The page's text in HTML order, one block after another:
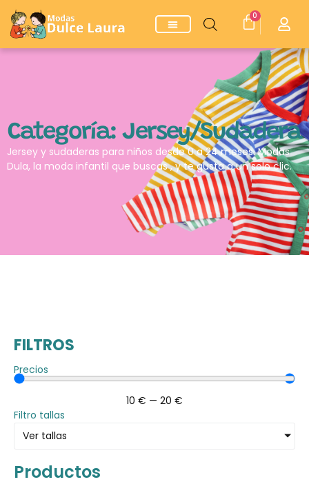
0
Categoría: Jersey/Sudadera
Jersey y sudaderas para niños desde 0 a 24 meses. Modas
Dula, la moda infantil que buscas , y te gusta a un solo clic.
FILTROS
Precios
10 € — 20 €
Filtro tallas
Ver tallas
Productos